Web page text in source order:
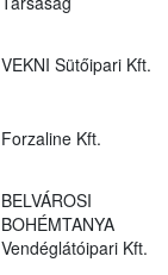
VEKNI Sütőipari Kft.
Forzaline Kft.
BELVÁROSI
BOHÉMTANYA
Vendéglátóipari Kft.